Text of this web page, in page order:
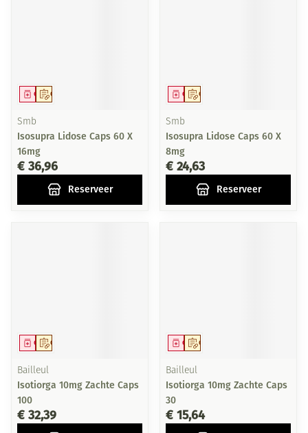
Op voorschrift
Geneesmiddel
Smb
Isosupra Lidose Caps 60 X
16mg
€ 36,96
Reserveer
Op voorschrift
Geneesmiddel
Smb
Isosupra Lidose Caps 60 X
8mg
€ 24,63
Reserveer
Op voorschrift
Geneesmiddel
Bailleul
Isotiorga 10mg Zachte Caps
100
€ 32,39
Op voorschrift
Geneesmiddel
Bailleul
Isotiorga 10mg Zachte Caps
30
€ 15,64